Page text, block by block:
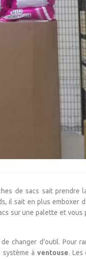
de sacs sait prendre
il sait en plus emboxer
sur une palette et vous
changer d’outil. Pour
système à ventouse. Les